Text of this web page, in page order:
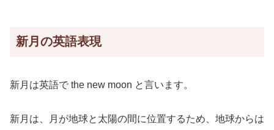
新月の英語表現
新月は英語で the new moon と言います。
新月は、月が地球と太陽の間に位置するため、地球からは